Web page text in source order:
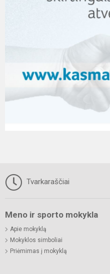
Tvarkaraščiai
Meno ir sporto mokykla
Apie mokyklą
Mokyklos simboliai
Priėmimas į mokyklą